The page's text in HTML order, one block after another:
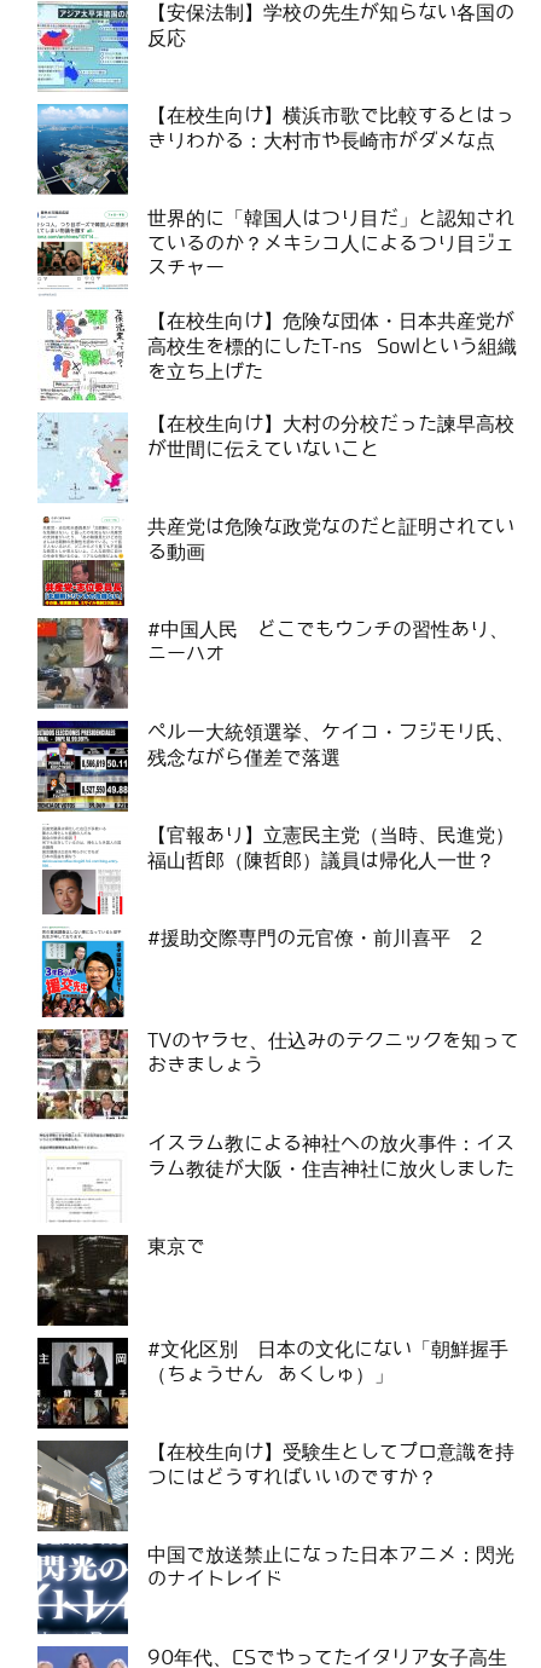
【安保法制】学校の先生が知らない各国の
反応
【在校生向け】横浜市歌で比較するとはっ
きりわかる：大村市や長崎市がダメな点
世界的に「韓国人はつり目だ」と認知され
ているのか？メキシコ人によるつり目ジェ
スチャー
【在校生向け】危険な団体・日本共産党が
高校生を標的にしたT-ns Sowlという組織
を立ち上げた
【在校生向け】大村の分校だった諫早高校
が世間に伝えていないこと
共産党は危険な政党なのだと証明されてい
る動画
#中国人民 どこでもウンチの習性あり、
ニーハオ
ペルー大統領選挙、ケイコ・フジモリ氏、
残念ながら僅差で落選
【官報あり】立憲民主党（当時、民進党）
福山哲郎（陳哲郎）議員は帰化人一世？
#援助交際専門の元官僚・前川喜平 2
TVのヤラセ、仕込みのテクニックを知って
おきましょう
イスラム教による神社への放火事件：イス
ラム教徒が大阪・住吉神社に放火しました
東京で
#文化区別 日本の文化にない「朝鮮握手
（ちょうせん あくしゅ）」
【在校生向け】受験生としてプロ意識を持
つにはどうすればいいのですか？
中国で放送禁止になった日本アニメ：閃光
のナイトレイド
90年代、CSでやってたイタリア女子高生